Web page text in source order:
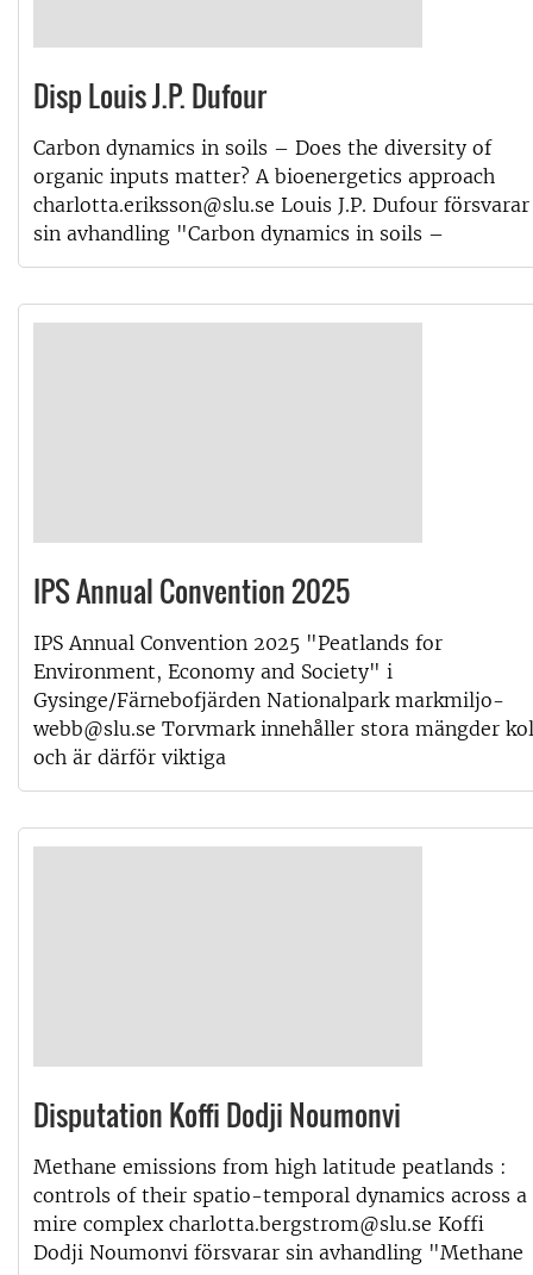
Disp Louis J.P. Dufour
Carbon dynamics in soils – Does the diversity of
organic inputs matter? A bioenergetics approach
charlotta.eriksson@slu.se Louis J.P. Dufour försvarar
sin avhandling "Carbon dynamics in soils –
IPS Annual Convention 2025
IPS Annual Convention 2025 "Peatlands for
Environment, Economy and Society" i
Gysinge/Färnebofjärden Nationalpark markmiljo-
webb@slu.se Torvmark innehåller stora mängder kol
och är därför viktiga
Disputation Koffi Dodji Noumonvi
Methane emissions from high latitude peatlands :
controls of their spatio-temporal dynamics across a
mire complex charlotta.bergstrom@slu.se Koffi
Dodji Noumonvi försvarar sin avhandling "Methane